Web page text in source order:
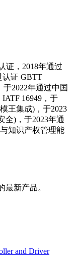
证，2018年通过
认证 GBTT
于2022年通过中国
16949，于
王集成)，于2023
全)，于2023年通
知识产权管理能
新产品。
and Driver